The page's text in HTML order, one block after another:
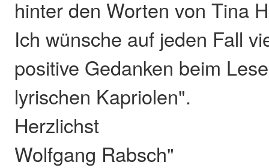
hinter den Worten von Tina
Ich wünsche auf jeden Fall
positive Gedanken beim
lyrischen Kapriolen".
Herzlichst
Wolfgang Rabsch"